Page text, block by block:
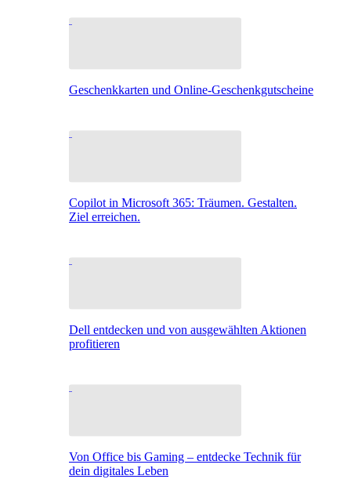
Geschenkkarten und Online-Geschenkgutscheine
Copilot in Microsoft 365: Träumen. Gestalten.
Ziel erreichen.
Dell entdecken und von ausgewählten Aktionen
profitieren
Von Office bis Gaming – entdecke Technik für
dein digitales Leben